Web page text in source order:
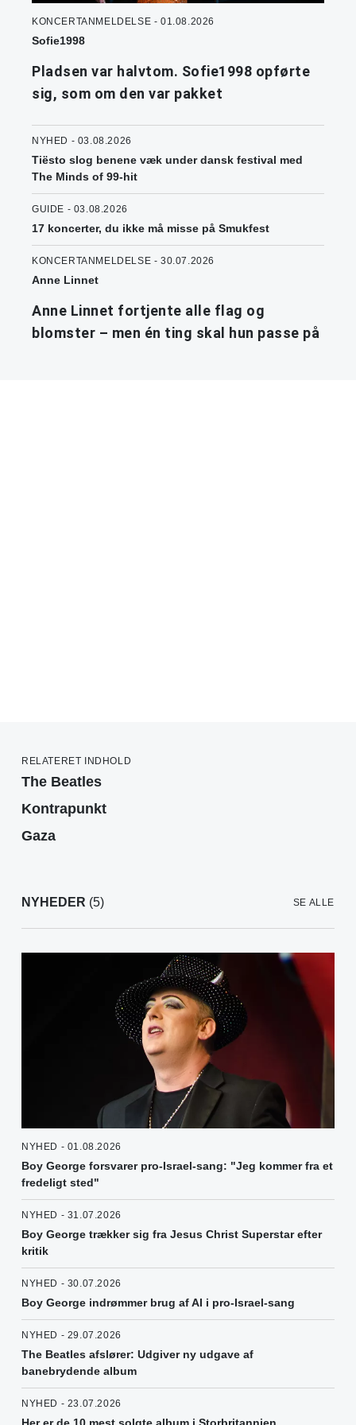
KONCERTANMELDELSE - 01.08.2026
Sofie1998
Pladsen var halvtom. Sofie1998 opførte
sig, som om den var pakket
NYHED - 03.08.2026
Tiësto slog benene væk under dansk festival med
The Minds of 99-hit
GUIDE - 03.08.2026
17 koncerter, du ikke må misse på Smukfest
KONCERTANMELDELSE - 30.07.2026
Anne Linnet
Anne Linnet fortjente alle flag og
blomster – men én ting skal hun passe på
RELATERET INDHOLD
The Beatles
Kontrapunkt
Gaza
NYHEDER (5) SE ALLE
NYHED - 01.08.2026
Boy George forsvarer pro-Israel-sang: "Jeg kommer fra et
fredeligt sted"
NYHED - 31.07.2026
Boy George trækker sig fra Jesus Christ Superstar efter
kritik
NYHED - 30.07.2026
Boy George indrømmer brug af AI i pro-Israel-sang
NYHED - 29.07.2026
The Beatles afslører: Udgiver ny udgave af
banebrydende album
NYHED - 23.07.2026